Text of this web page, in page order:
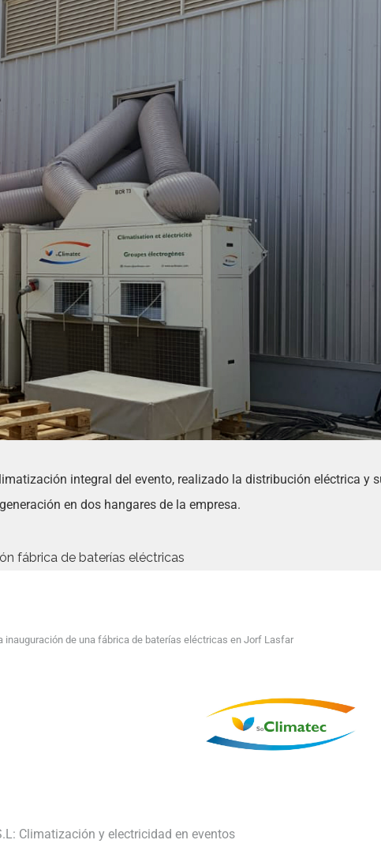
integral del evento, realizado la distribución eléctrica y
en dos hangares de la empresa.
inauguración de una fábrica de baterías eléctricas en Jorf Lasfar
Climatización y electricidad en eventos